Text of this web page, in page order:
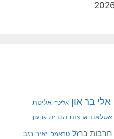
אלי בר און אליטה אליטת
אסלאם ארצות הברית גדעון
חרבות ברזל טראמפ יאיר רגב